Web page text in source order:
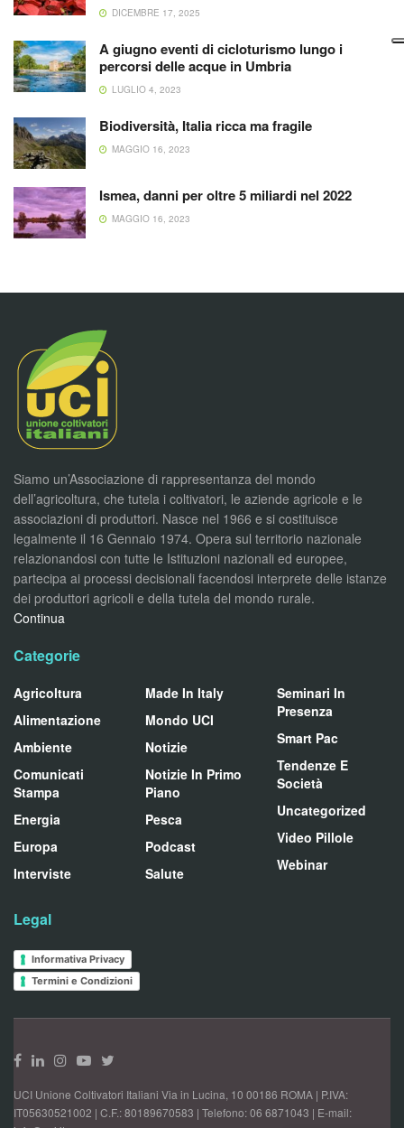
DICEMBRE 17, 2025
A giugno eventi di cicloturismo lungo i
percorsi delle acque in Umbria
LUGLIO 4, 2023
Biodiversità, Italia ricca ma fragile
MAGGIO 16, 2023
Ismea, danni per oltre 5 miliardi nel 2022
MAGGIO 16, 2023
Siamo un’Associazione di rappresentanza del mondo
dell’agricoltura, che tutela i coltivatori, le aziende agricole e le
associazioni di produttori. Nasce nel 1966 e si costituisce
legalmente il 16 Gennaio 1974. Opera sul territorio nazionale
relazionandosi con tutte le Istituzioni nazionali ed europee,
partecipa ai processi decisionali facendosi interprete delle istanze
dei produttori agricoli e della tutela del mondo rurale.
Continua
Categorie
Agricoltura
Alimentazione
Ambiente
Comunicati
Stampa
Energia
Europa
Interviste
Made In Italy
Mondo UCI
Notizie
Notizie In Primo
Piano
Pesca
Podcast
Salute
Seminari In
Presenza
Smart Pac
Tendenze E
Società
Uncategorized
Video Pillole
Webinar
Legal
Informativa Privacy
Termini e Condizioni
UCI Unione Coltivatori Italiani Via in Lucina, 10 00186 ROMA | P.IVA:
IT05630521002 | C.F.: 80189670583 | Telefono: 06 6871043 | E-mail: